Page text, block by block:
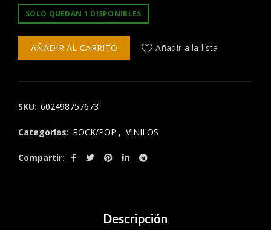
SOLO QUEDAN 1 DISPONIBLES
AÑADIR AL CARRITO Añadir a la lista
SKU: 602498757673
Categorías: ROCK/POP , VINILOS
Compartir
Descripción